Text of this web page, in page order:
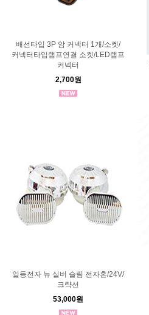
배선타입 3P 암 커넥터 1개/소켓/
커넥터타입램프연결 소켓/LED램프
커넥터
2,700원
일등전자 뉴 실버 슬림 전자혼/24V/
크략션
53,000원